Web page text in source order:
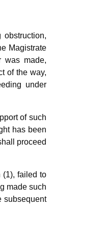
Magistrate
was made,
of the way,
under
of such
has been
proceed
(1), failed to
made such
subsequent